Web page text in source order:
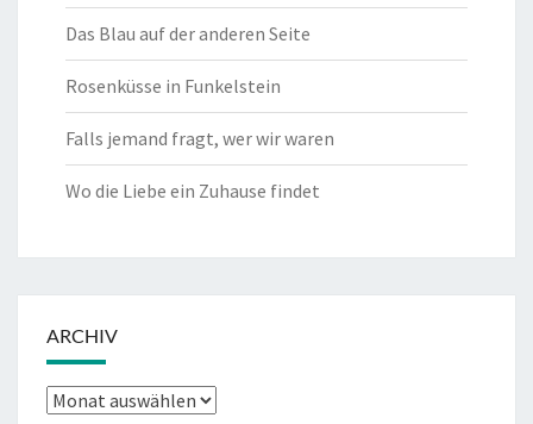
Das Blau auf der anderen Seite
Rosenküsse in Funkelstein
Falls jemand fragt, wer wir waren
Wo die Liebe ein Zuhause findet
ARCHIV
Archiv